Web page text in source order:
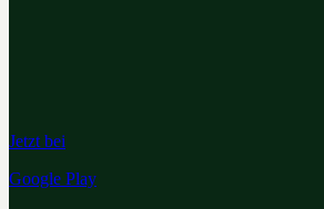
Jetzt bei
Google Play